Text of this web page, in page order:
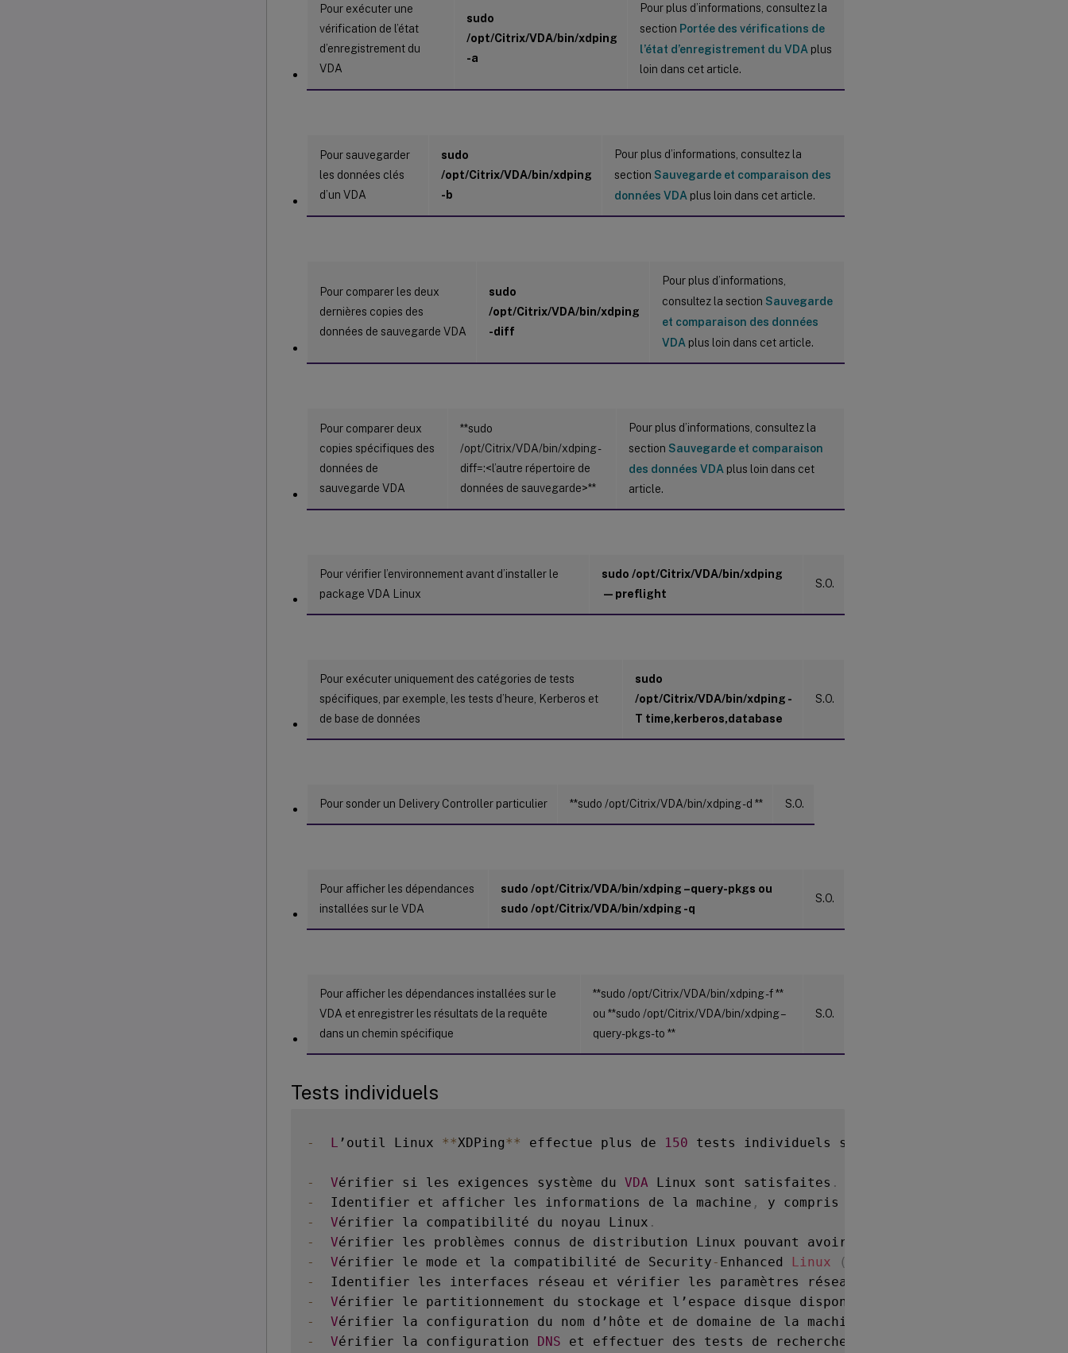
Pour exécuter une
vérification de l’état
d’enregistrement du
VDA
sudo
/opt/Citrix/VDA/bin/xdping
-a
Pour plus d’informations, consultez la
section Portée des vérifications de
l’état d’enregistrement du VDA plus
loin dans cet article.
Pour sauvegarder
les données clés
d’un VDA
sudo
/opt/Citrix/VDA/bin/xdping
-b
Pour plus d’informations, consultez la
section Sauvegarde et comparaison des
données VDA plus loin dans cet article.
Pour comparer les deux
dernières copies des
données de sauvegarde VDA
sudo
/opt/Citrix/VDA/bin/xdping
-diff
Pour plus d’informations,
consultez la section Sauvegarde
et comparaison des données
VDA plus loin dans cet article.
Pour comparer deux
copies spécifiques des
données de
sauvegarde VDA
**sudo
/opt/Citrix/VDA/bin/xdping -
diff=:<l’autre répertoire de
données de sauvegarde>**
Pour plus d’informations, consultez la
section Sauvegarde et comparaison
des données VDA plus loin dans cet
article.
Pour vérifier l’environnement avant d’installer le
package VDA Linux
sudo /opt/Citrix/VDA/bin/xdping
—preflight
S.O.
Pour exécuter uniquement des catégories de tests
spécifiques, par exemple, les tests d’heure, Kerberos et
de base de données
sudo
/opt/Citrix/VDA/bin/xdping -
T time,kerberos,database
S.O.
Pour sonder un Delivery Controller particulier **sudo /opt/Citrix/VDA/bin/xdping -d ** S.O.
Pour afficher les dépendances
installées sur le VDA
sudo /opt/Citrix/VDA/bin/xdping –query-pkgs ou
sudo /opt/Citrix/VDA/bin/xdping -q
S.O.
Pour afficher les dépendances installées sur le
VDA et enregistrer les résultats de la requête
dans un chemin spécifique
**sudo /opt/Citrix/VDA/bin/xdping -f**
ou **sudo /opt/Citrix/VDA/bin/xdping –
query-pkgs-to **
S.O.
Tests individuels
- L ’outil Linux **XDPing** effectue plus de 150 tests individuels sur le système
- Vérifier si les exigences système du VDA Linux sont satisfaites .
-
  Identifier et afficher les informations de la machine
, y compris les distributions Linux
-
Vérifier la compatibilité du noyau Linux .
-
Vérifier les problèmes connus de distribution Linux pouvant avoir un impact sur le
-
Vérifier le mode et la compatibilité de Security - Enhanced Linux (
-
  Identifier les interfaces réseau et vérifier les paramètres réseau
-
Vérifier le partitionnement du stockage et l’espace disque disponible
-
Vérifier la configuration du nom d’hôte et de domaine de la machine
-
Vérifier la configuration DNS et effectuer des tests de recherche